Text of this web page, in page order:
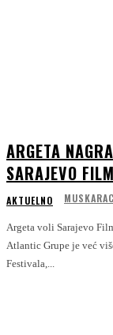
ARGETA
SARAJEVO
AKTUELNO
Argeta voli Sarajevo Film
Atlantic Grupe je već
Festivala,...